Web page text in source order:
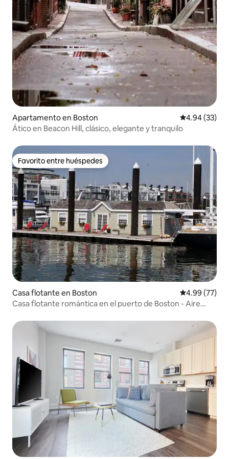
Apartamento en Boston Calificación
4.94 (33)
Ático en Beacon Hill, clásico, elegante y tranquilo
Favorito entre huéspedes
Favorito entre huéspedes
Casa flotante en Boston Calificación
4.99 (77)
Casa flotante romántica en el puerto de Boston - Aire